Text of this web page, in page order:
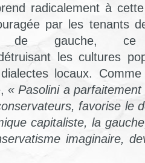
radicalement à
par les tenants
de gauche,
les cultures
locaux.
« Pasolini a
favorise le
capitaliste, la
imaginaire,